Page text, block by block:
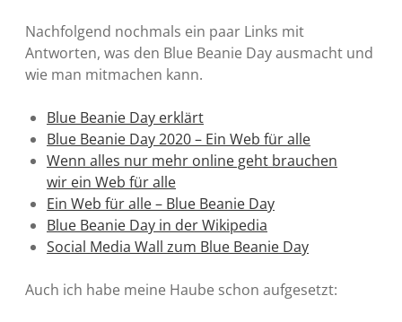
Nachfolgend nochmals ein paar Links mit
Antworten, was den Blue Beanie Day ausmacht und
wie man mitmachen kann.
Blue Beanie Day erklärt
Blue Beanie Day 2020 – Ein Web für alle
Wenn alles nur mehr online geht brauchen
wir ein Web für alle
Ein Web für alle – Blue Beanie Day
Blue Beanie Day in der Wikipedia
Social Media Wall zum Blue Beanie Day
Auch ich habe meine Haube schon aufgesetzt: